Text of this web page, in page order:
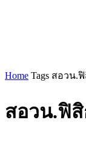
Home Tags สอวน.
สอวน.ฟิ